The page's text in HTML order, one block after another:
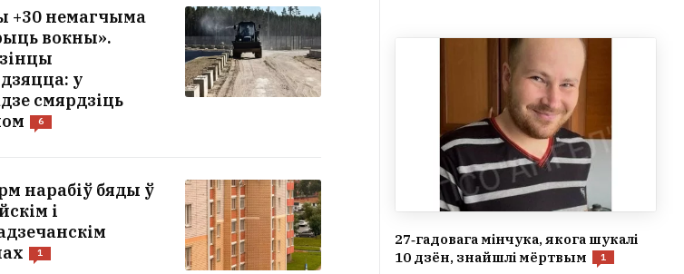
+30 немагчыма
вокны».
у
смярдзіць
6
нарабіў бяды ў
і
1
27‑гадовага мінчука, якога шукалі
10 дзён, знайшлі мёртвым
1